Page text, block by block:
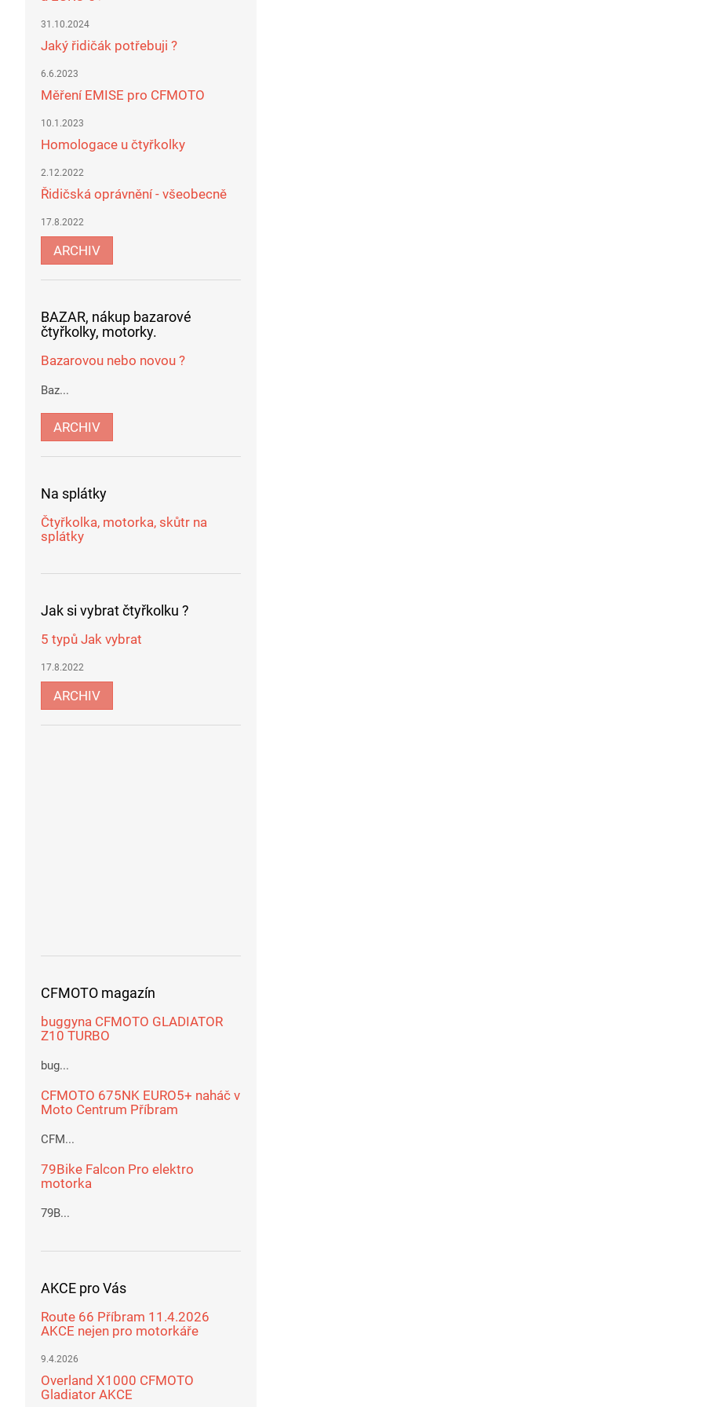
31.10.2024
Jaký řidičák potřebuji ?
6.6.2023
Měření EMISE pro CFMOTO
10.1.2023
Homologace u čtyřkolky
2.12.2022
Řidičská oprávnění - všeobecně
17.8.2022
ARCHIV
BAZAR, nákup bazarové
čtyřkolky, motorky.
Bazarovou nebo novou ?
Baz...
ARCHIV
Na splátky
Čtyřkolka, motorka, skůtr na
splátky
Jak si vybrat čtyřkolku ?
5 typů Jak vybrat
17.8.2022
ARCHIV
CFMOTO magazín
buggyna CFMOTO GLADIATOR
Z10 TURBO
bug...
CFMOTO 675NK EURO5+ naháč v
Moto Centrum Příbram
CFM...
79Bike Falcon Pro elektro
motorka
79B...
AKCE pro Vás
Route 66 Příbram 11.4.2026
AKCE nejen pro motorkáře
9.4.2026
Overland X1000 CFMOTO
Gladiator AKCE